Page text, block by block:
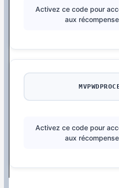
Activez ce code pour
aux
Activez ce code pour
aux